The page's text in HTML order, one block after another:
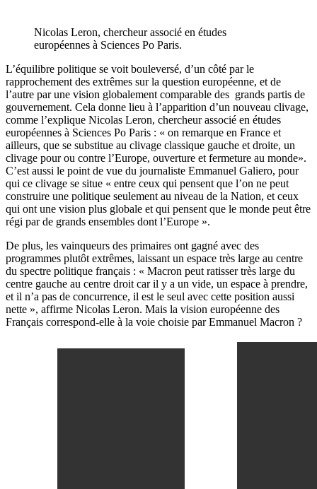
Nicolas Leron, chercheur associé en études
européennes à Sciences Po Paris.
L’équilibre politique se voit bouleversé, d’un côté par le
rapprochement des extrêmes sur la question européenne, et de
l’autre par une vision globalement comparable des grands partis de
gouvernement. Cela donne lieu à l’apparition d’un nouveau clivage,
comme l’explique Nicolas Leron, chercheur associé en études
européennes à Sciences Po Paris : « on remarque en France et
ailleurs, que se substitue au clivage classique gauche et droite, un
clivage pour ou contre l’Europe, ouverture et fermeture au monde».
C’est aussi le point de vue du journaliste Emmanuel Galiero, pour
qui ce clivage se situe « entre ceux qui pensent que l’on ne peut
construire une politique seulement au niveau de la Nation, et ceux
qui ont une vision plus globale et qui pensent que le monde peut être
régi par de grands ensembles dont l’Europe ».
De plus, les vainqueurs des primaires ont gagné avec des
programmes plutôt extrêmes, laissant un espace très large au centre
du spectre politique français : « Macron peut ratisser très large du
centre gauche au centre droit car il y a un vide, un espace à prendre,
et il n’a pas de concurrence, il est le seul avec cette position aussi
nette », affirme Nicolas Leron. Mais la vision européenne des
Français correspond-elle à la voie choisie par Emmanuel Macron ?